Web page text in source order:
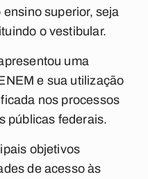
superior, seja
o vestibular.
uma
e sua utilização
nos processos
públicas federais.
objetivos
de acesso às